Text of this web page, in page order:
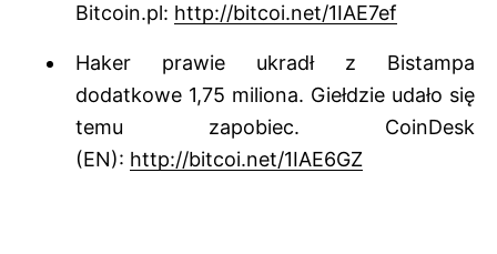
Bitcoin.pl: http://bitcoi.net/1IAE7ef
Haker prawie ukradł z Bistampa
dodatkowe 1,75 miliona. Giełdzie udało się
temu zapobiec. CoinDesk
(EN): http://bitcoi.net/1IAE6GZ